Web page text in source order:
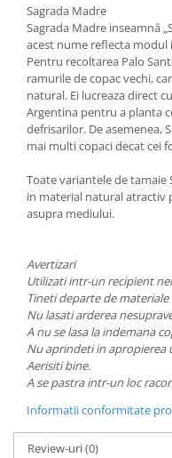
Sagrada Madre
Sagrada Madre inseamnă
acest nume reflecta modul
Pentru recoltarea Palo
ramurile de copac vechi,
natural. Ei lucreaza direct
Argentina pentru a planta
defrisarilor. De asemenea,
mai multi copaci decat cei
Toate variantele de tamaie
in material natural atractiv
asupra mediului.
Avertizari
Utilizati intr-un recipient
Tineti departe de
Nu lasati arderea
A nu se lasa la indemana
Nu aprindeti in apropierea
Aerisiti bine.
A se pastra intr-un loc
Informatii conformitate
Review-uri(0)